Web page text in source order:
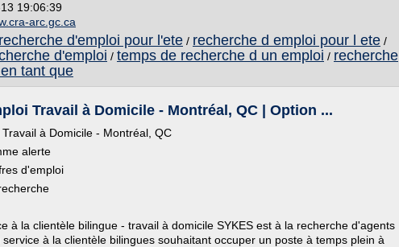
19:06:39
arc.gc.ca
recherche d'emploi pour l'ete / recherche d emploi pour l ete /
d'emploi / temps de recherche d un emploi / recherche
tant que
Travail à Domicile - Montréal, QC | Option ...
à Domicile - Montréal, QC
alerte
d'emploi
à la clientèle bilingue - travail à domicile SYKES est à la recherche d'agents
à la clientèle bilingues souhaitant occuper un poste à temps plein à